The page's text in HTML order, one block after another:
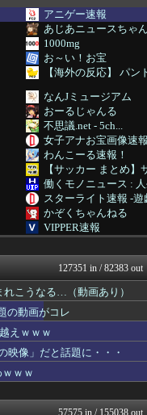
アニゲー速報
あじあニュースちゃ
1000mg
お～い！お宝
【海外の反応】 パン
なんJミュージアム
おーるじゃんる
不思議.net - 5ch...
女子アナお宝画像速
わんこーる速報！
【サッカー まとめ】
働くモノニュース : 人
スターライト速報 -遊
かぞくちゃんねる
VIPPER速報
コンテンツ・声優 | ラ
投資ちゃんねる
馬鳥速報
常識的に考えた
みそパンNEWS
ポーランドボール 翻訳
乃木通 乃木坂46櫻坂
VTuberNews
あ艦これ ～艦隊これ
127351 in / 82383 out
れこうなる…（動画あり）
の動画がコレ
えｗｗｗ
映像」だと話題に・・・
ｗｗ
57575 in / 155038 out